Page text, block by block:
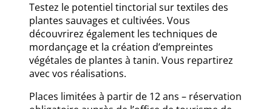
Testez le potentiel tinctorial sur textiles des
plantes sauvages et cultivées. Vous
découvrirez également les techniques de
mordançage et la création d’empreintes
végétales de plantes à tanin. Vous repartirez
avec vos réalisations.
Places limitées à partir de 12 ans – réservation